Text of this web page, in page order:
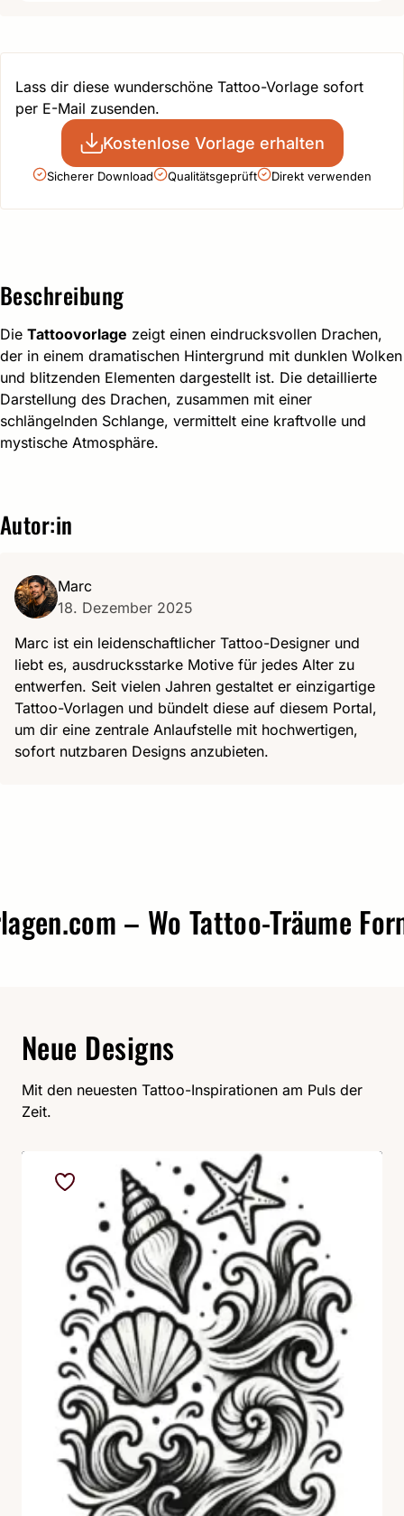
Lass dir diese wunderschöne Tattoo-Vorlage sofort
per E-Mail zusenden.
Kostenlose Vorlage erhalten
Sicherer Download Qualitätsgeprüft Direkt verwenden
Beschreibung
Die Tattoovorlage zeigt einen eindrucksvollen Drachen,
der in einem dramatischen Hintergrund mit dunklen Wolken
und blitzenden Elementen dargestellt ist. Die detaillierte
Darstellung des Drachen, zusammen mit einer
schlängelnden Schlange, vermittelt eine kraftvolle und
mystische Atmosphäre.
Autor:in
Marc
18. Dezember 2025
Marc ist ein leidenschaftlicher Tattoo-Designer und
liebt es, ausdrucksstarke Motive für jedes Alter zu
entwerfen. Seit vielen Jahren gestaltet er einzigartige
Tattoo-Vorlagen und bündelt diese auf diesem Portal,
um dir eine zentrale Anlaufstelle mit hochwertigen,
sofort nutzbaren Designs anzubieten.
– Wo Tattoo-Träume Form
Neue Designs
Mit den neuesten Tattoo-Inspirationen am Puls der
Zeit.